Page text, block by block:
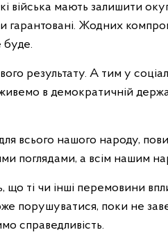
війська мають залишити
гарантовані. Жодних
буде.
результату. А тим у
в демократичній
всього нашого народу,
поглядами, а всім нашим
ті чи інші перемовини
порушуватися, поки не
справедливість.